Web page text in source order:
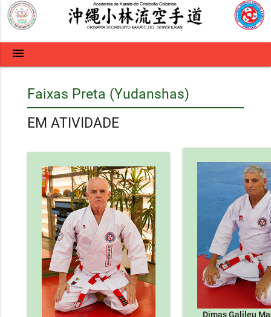
menu
Faixas Preta (Yudanshas)
EM ATIVIDADE
Dimas Galileu